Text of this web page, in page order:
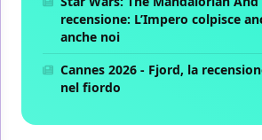
recensione: L’Impero colpisce
anche noi
Cannes 2026 - Fjord, la
nel fiordo